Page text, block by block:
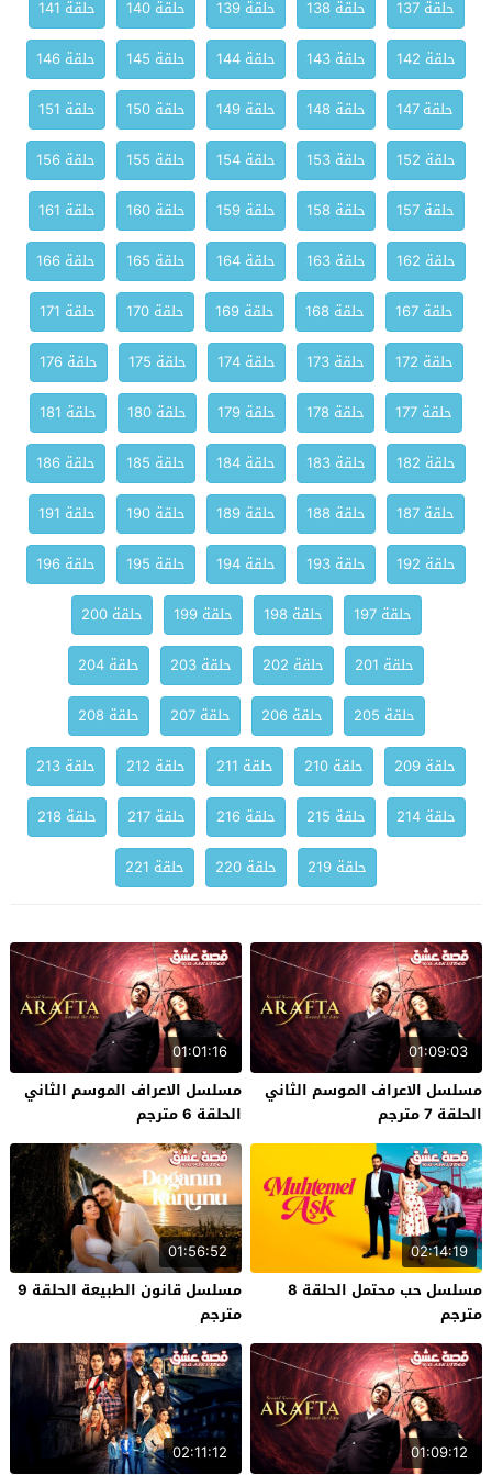
حلقة 137 حلقة 138 حلقة 139 حلقة 140
حلقة 141
حلقة 142
حلقة 143 حلقة 144 حلقة 145
حلقة 146
حلقة 147
حلقة 148 حلقة 149 حلقة 150
حلقة 151
حلقة 152
حلقة 153 حلقة 154 حلقة 155
حلقة 156
حلقة 157
حلقة 158 حلقة 159 حلقة 160
حلقة 161
حلقة 162
حلقة 163 حلقة 164 حلقة 165
حلقة 166
حلقة 167
حلقة 168 حلقة 169 حلقة 170
حلقة 171
حلقة 172
حلقة 173 حلقة 174 حلقة 175
حلقة 176
حلقة 177
حلقة 178 حلقة 179 حلقة 180
حلقة 181
حلقة 182
حلقة 183 حلقة 184 حلقة 185
حلقة 186
حلقة 187
حلقة 188 حلقة 189 حلقة 190
حلقة 191
حلقة 192
حلقة 193 حلقة 194 حلقة 195
حلقة 196
حلقة 197
حلقة 198 حلقة 199
حلقة 200
حلقة 201
حلقة 202 حلقة 203
حلقة 204
حلقة 205
حلقة 206 حلقة 207
حلقة 208
حلقة 209
حلقة 210 حلقة 211 حلقة 212
حلقة 213
حلقة 214
حلقة 215 حلقة 216 حلقة 217
حلقة 218
حلقة 219
حلقة 220 حلقة 221
01:09:03
مسلسل الاعراف الموسم الثاني
الحلقة 7 مترجم
01:01:16
مسلسل الاعراف الموسم الثاني
الحلقة 6 مترجم
02:14:19
مسلسل حب محتمل الحلقة 8
مترجم
01:56:52
مسلسل قانون الطبيعة الحلقة 9
مترجم
01:09:12
02:11:12